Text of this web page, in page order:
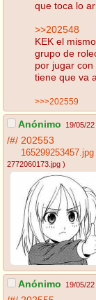
que toca lo
>>202548
KEK el
grupo de
por jugar
tiene que va
>>>202559
Anónimo 19/05/
/#/ 202553
165299253457.jpg
2772060173.jpg )
Anónimo 19/05/